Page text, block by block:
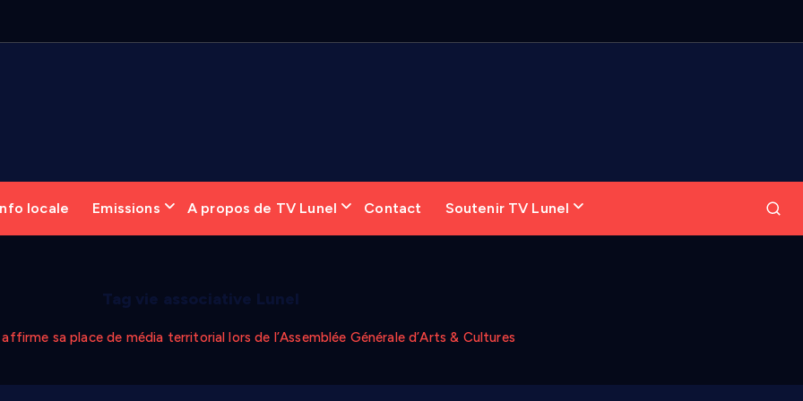
locale Emissions A propos de TV Lunel Contact Soutenir TV Lunel
Tag vie associative Lunel
sa place de média territorial lors de l’Assemblée Générale d’Arts & Cultures